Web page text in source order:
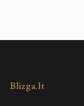
Blizga.lt